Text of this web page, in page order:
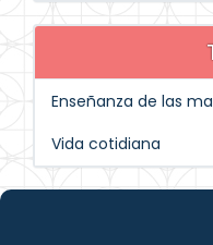
Enseñanza de las
Vida cotidiana